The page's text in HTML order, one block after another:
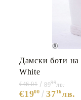
Дамски боти на
White
€1900 3716лв.
€46.01 8999лв.